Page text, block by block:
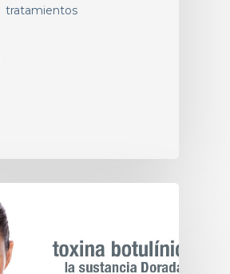
tratamientos